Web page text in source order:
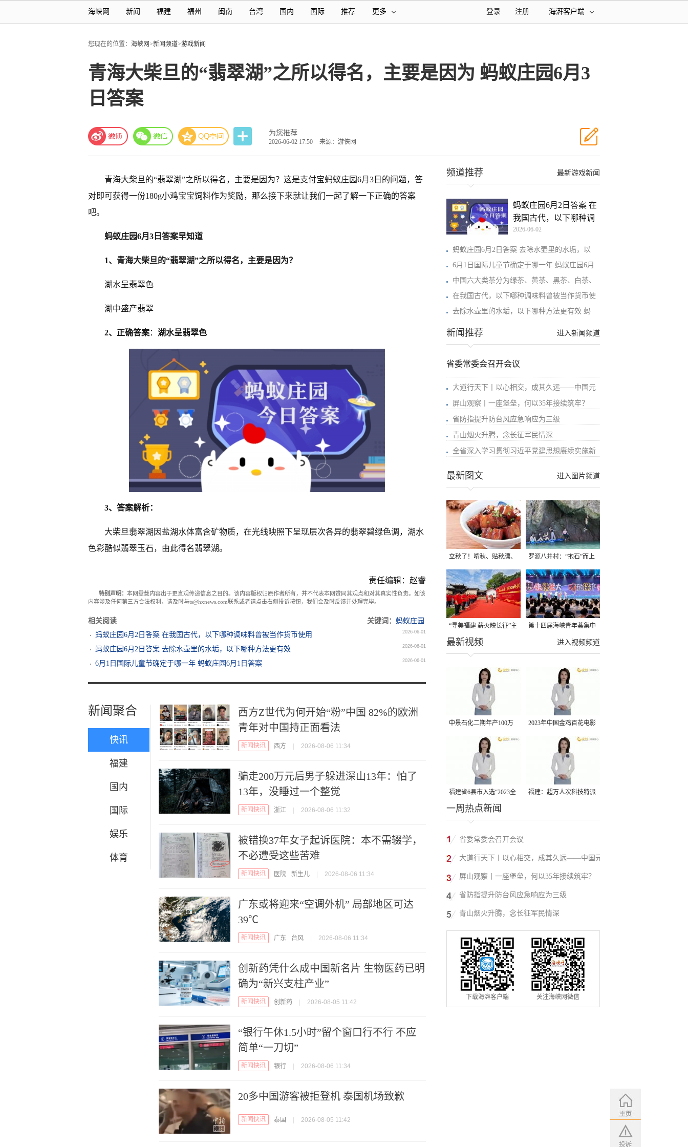
海峡网 新闻 福建 福州 闽南 台湾 国内 国际 推荐 更多 海湃客户端
注册
登录
您现在的位置： 海峡网>新闻频道>游戏新闻
青海大柴旦的“翡翠湖”之所以得名，主要是因为 蚂蚁庄园6月3
日答案
为您推荐
2026-06-02 17:50 来源：游侠网
青海大柴旦的“翡翠湖”之所以得名，主要是因为？这是支付宝蚂蚁庄园6月3日的问题，答
对即可获得一份180g小鸡宝宝饲料作为奖励，那么接下来就让我们一起了解一下正确的答案
吧。
蚂蚁庄园6月3日答案早知道
1、青海大柴旦的“翡翠湖”之所以得名，主要是因为？
湖水呈翡翠色
湖中盛产翡翠
2、正确答案： 湖水呈翡翠色
3、答案解析：
大柴旦翡翠湖因盐湖水体富含矿物质，在光线映照下呈现层次各异的翡翠碧绿色调，湖水
色彩酷似翡翠玉石，由此得名翡翠湖。
责任编辑：赵睿
特别声明： 本网登载内容出于更直观传递信息之目的。该内容版权归原作者所有，并不代表本网赞同其观点和对其真实性负责。如该
内容涉及任何第三方合法权利，请及时与ts@hxnews.com联系或者请点击右侧投诉按钮，我们会及时反馈并处理完毕。
相关阅读 关键词： 蚂蚁庄园
蚂蚁庄园6月2日答案 在我国古代，以下哪种调味料曾被当作货币使用
2026-06-01
蚂蚁庄园6月2日答案 去除水壶里的水垢，以下哪种方法更有效 2026-06-01
6月1日国际儿童节确定于哪一年 蚂蚁庄园6月1日答案 2026-06-01
新闻聚合
快讯
福建
国内
国际
娱乐
体育
西方Z世代为何开始“粉”中国 82%的欧洲
青年对中国持正面看法
新闻快讯 西方 2026-08-06 11:34
骗走200万元后男子躲进深山13年：怕了
13年，没睡过一个整觉
新闻快讯 浙江 2026-08-06 11:32
被错换37年女子起诉医院：本不需辍学，
不必遭受这些苦难
新闻快讯 医院 新生儿 2026-08-06 11:34
广东或将迎来“空调外机” 局部地区可达
39℃
新闻快讯 广东 台风 2026-08-06 11:34
创新药凭什么成中国新名片 生物医药已明
确为“新兴支柱产业”
新闻快讯 创新药 2026-08-05 11:42
“银行午休1.5小时”留个窗口行不行 不应
简单“一刀切”
新闻快讯 银行 2026-08-06 11:34
20多中国游客被拒登机 泰国机场致歉
新闻快讯 泰国 2026-08-05 11:42
最新游戏新闻
频道推荐
蚂蚁庄园6月2日答案 在
我国古代，以下哪种调
2026-06-02
蚂蚁庄园6月2日答案 去除水壶里的水垢，以
6月1日国际儿童节确定于哪一年 蚂蚁庄园6月
中国六大类茶分为绿茶、黄茶、黑茶、白茶、
在我国古代，以下哪种调味料曾被当作货币使
去除水壶里的水垢，以下哪种方法更有效 蚂
进入新闻频道
新闻推荐
省委常委会召开会议
大道行天下丨以心相交，成其久远——中国元
屏山观察丨一座堡垒，何以35年接续筑牢？
省防指提升防台风应急响应为三级
青山烟火升腾，念长征军民情深
全省深入学习贯彻习近平党建思想赓续实施新
进入图片频道
最新图文
立秋了！啃秋、贴秋膘、
晒秋，福建人这样过才够
味→
罗源八井村：“抱石”而上
“寻美福建 薪火映长征”主
题活动在龙岩长汀启动
第十四届海峡青年荟集中
阶段活动在福州举行
进入视频频道
最新视频
中景石化二期年产100万
吨丙烷脱氢项目建成中交
2023年中国金鸡百花电影
节有福电影巡展31日启动
福建省6县市入选“2023全
国县域发展潜力百强县”
福建：超万人次科技特派
一周热点新闻
省委常委会召开会议
大道行天下丨以心相交，成其久远——中国元
首外交的世界情怀与大国气派
屏山观察丨一座堡垒，何以35年接续筑牢？
省防指提升防台风应急响应为三级
青山烟火升腾，念长征军民情深
下载海湃客户端 关注海峡网微信